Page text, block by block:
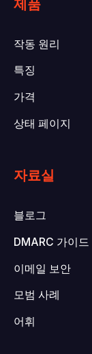
제품
작동 원리
특징
가격
상태 페이지
자료실
블로그
DMARC 가이드
이메일 보안
모범 사례
어휘